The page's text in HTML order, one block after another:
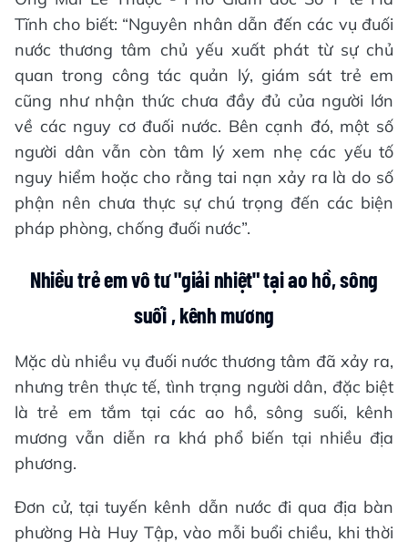
Tĩnh cho biết: “Nguyên nhân dẫn đến các vụ đuối
nước thương tâm chủ yếu xuất phát từ sự chủ
quan trong công tác quản lý, giám sát trẻ em
cũng như nhận thức chưa đầy đủ của người lớn
về các nguy cơ đuối nước. Bên cạnh đó, một số
người dân vẫn còn tâm lý xem nhẹ các yếu tố
nguy hiểm hoặc cho rằng tai nạn xảy ra là do số
phận nên chưa thực sự chú trọng đến các biện
pháp phòng, chống đuối nước”.
Nhiều trẻ em vô tư "giải nhiệt" tại ao hồ, sông
suối , kênh mương
Mặc dù nhiều vụ đuối nước thương tâm đã xảy ra,
nhưng trên thực tế, tình trạng người dân, đặc biệt
là trẻ em tắm tại các ao hồ, sông suối, kênh
mương vẫn diễn ra khá phổ biến tại nhiều địa
phương.
Đơn cử, tại tuyến kênh dẫn nước đi qua địa bàn
phường Hà Huy Tập, vào mỗi buổi chiều, khi thời